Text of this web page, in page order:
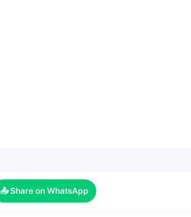
📤 Share on WhatsApp